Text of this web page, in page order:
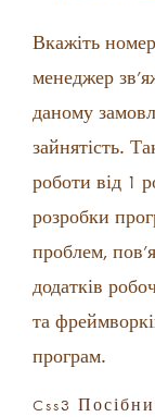
Вкажіть
менеджер
даному
зайнятість.
роботи від 1
розробки
проблем,
додатків
та
програм.
Css3